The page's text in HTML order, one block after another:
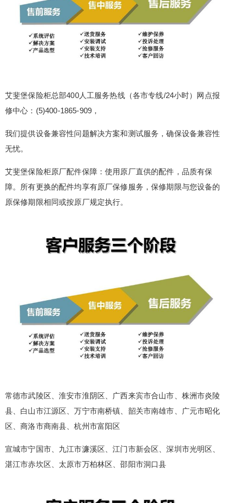
艾斐堡保险柜总部400人工服务热线（各市专线/24小时）网点报
修中心：(5)400-1865-909，
我们提供设备兼容性问题解决方案和测试服务，确保设备兼容性
无忧。
艾斐堡保险柜原厂配件保障：使用原厂直供的配件，品质有保
障。所有更换的配件均享有原厂保修服务，保修期限与您设备的
原保修期限相同或按原厂规定执行。
常德市武陵区、淮安市淮阴区、广西来宾市合山市、株洲市炎陵
县、白山市江源区、万宁市南桥镇、韶关市南雄市、广元市昭化
区、商洛市商南县、杭州市富阳区
宣城市宁国市、九江市濂溪区、江门市新会区、深圳市光明区、
湛江市赤坎区、太原市万柏林区、邵阳市洞口县
false 给undefined打赏